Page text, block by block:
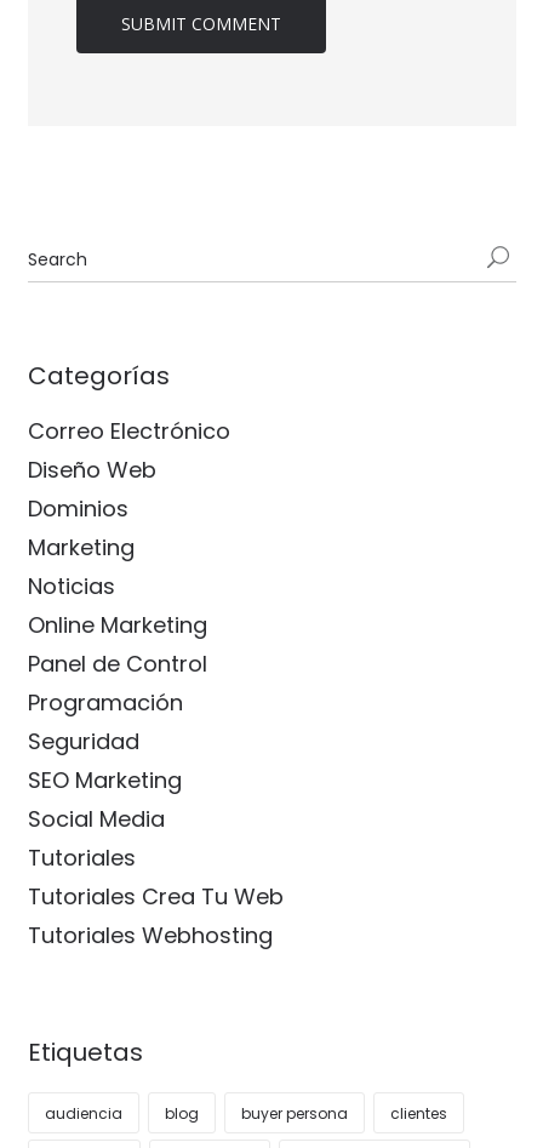
Categorías
Correo Electrónico
Diseño Web
Dominios
Marketing
Noticias
Online Marketing
Panel de Control
Programación
Seguridad
SEO Marketing
Social Media
Tutoriales
Tutoriales Crea Tu Web
Tutoriales Webhosting
Etiquetas
audiencia blog buyer persona clientes